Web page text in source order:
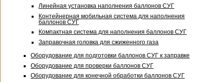
Линейная установка наполнения баллонов СУГ
Контейнерная мобильная система для наполнения
баллонов СУГ
Компактная система для наполнения баллонов СУГ
Заправочная головка для сжиженного газа
Оборудование для подготовки баллонов СУГ к заправке
Оборудование для проверки баллонов СУГ
Оборудование для конечной обработки баллонов СУГ